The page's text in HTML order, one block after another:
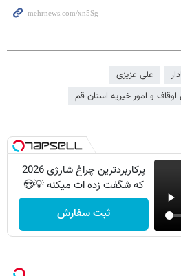
علی عزیزی
و امور خیریه استان قم
پرکاربردترین چراغ شارژی 2026
که شگفت زده ات میکنه 💡😍
ثبت سفارش